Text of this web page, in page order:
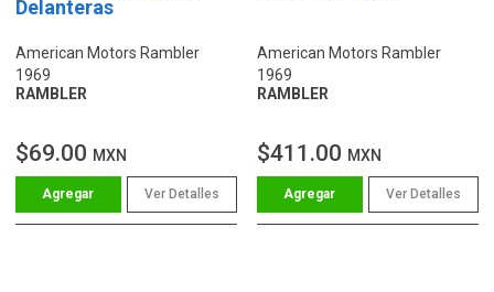
Delanteras
American Motors Rambler
1969
RAMBLER
$69.00 MXN
Ver Detalles
American Motors Rambler
1969
RAMBLER
$411.00 MXN
Ver Detalles